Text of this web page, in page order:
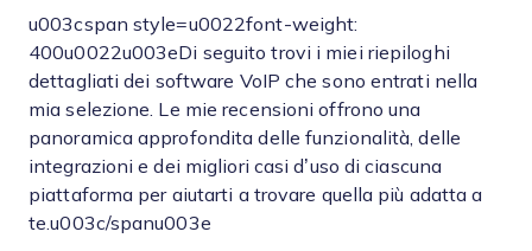
u003cspan style=u0022font-weight:
400u0022u003eDi seguito trovi i miei riepiloghi
dettagliati dei software VoIP che sono entrati nella
mia selezione. Le mie recensioni offrono una
panoramica approfondita delle funzionalità, delle
integrazioni e dei migliori casi d’uso di ciascuna
piattaforma per aiutarti a trovare quella più adatta a
te.u003c/spanu003e